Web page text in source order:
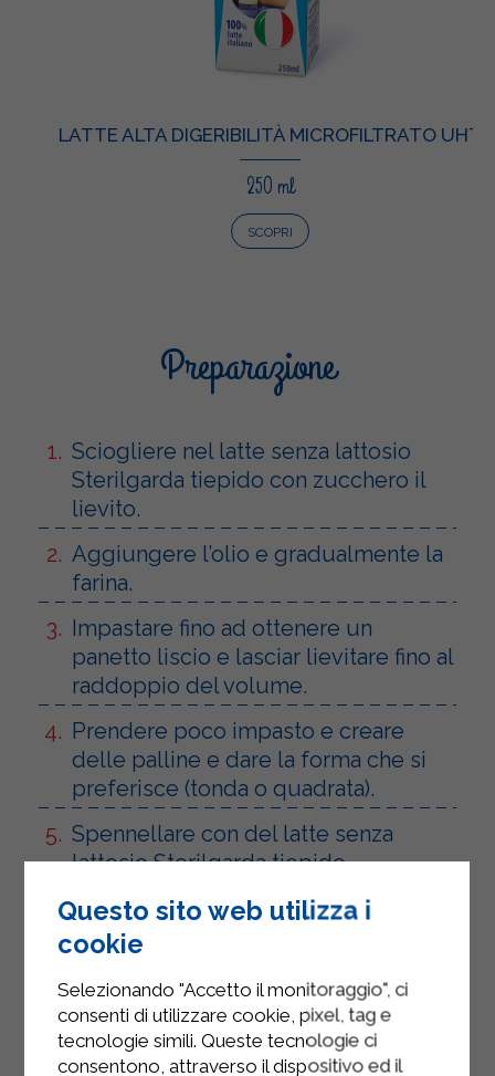
LATTE ALTA DIGERIBILITÀ MICROFILTRATO UHT
250 ml
SCOPRI
Preparazione
Sciogliere nel latte senza lattosio
Sterilgarda tiepido con zucchero il
lievito.
Aggiungere l’olio e gradualmente la
farina.
Impastare fino ad ottenere un
panetto liscio e lasciar lievitare fino al
raddoppio del volume.
Prendere poco impasto e creare
delle palline e dare la forma che si
preferisce (tonda o quadrata).
Spennellare con del latte senza
lattosio Sterilgarda tiepido.
Infornarli a 170° per circa 15 minuti.
Farcire a piacimento con salumi,
cioccolato o marmellata, senza
lattosio.
Questo sito web utilizza i
cookie
Selezionando "Accetto il monitoraggio", ci
consenti di utilizzare cookie, pixel, tag e
tecnologie simili. Queste tecnologie ci
consentono, attraverso il dispositivo ed il